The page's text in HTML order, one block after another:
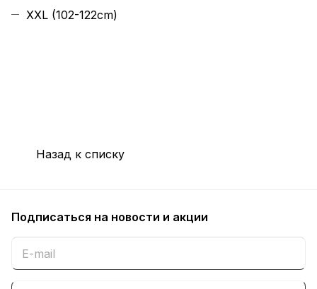
XXL (102-122cm)
Назад к списку
Подписаться на новости и акции